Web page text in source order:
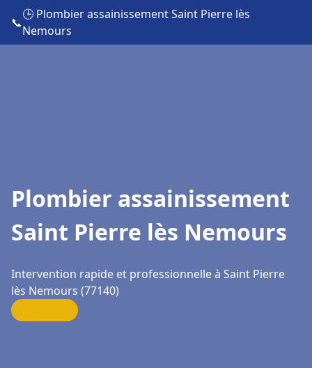
📞
🕒 Plombier assainissement Saint Pierre lès
Nemours
Plombier assainissement
Saint Pierre lès Nemours
Intervention rapide et professionnelle à Saint Pierre
lès Nemours (77140)